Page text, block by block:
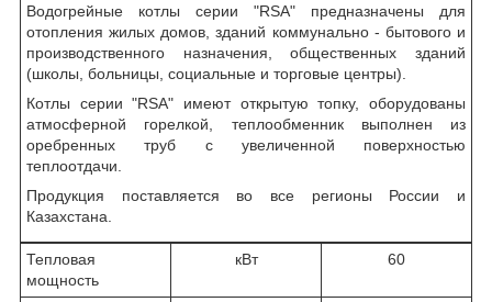
Водогрейные котлы серии "RSА" предназначены для
отопления жилых домов, зданий коммунально - бытового и
производственного назначения, общественных зданий
(школы, больницы, социальные и торговые центры).
Котлы серии "RSA" имеют открытую топку, оборудованы
атмосферной горелкой, теплообменник выполнен из
оребренных труб с увеличенной поверхностью
теплоотдачи.
Продукция поставляется во все регионы России и
Казахстана.
Тепловая
мощность
кВт 60